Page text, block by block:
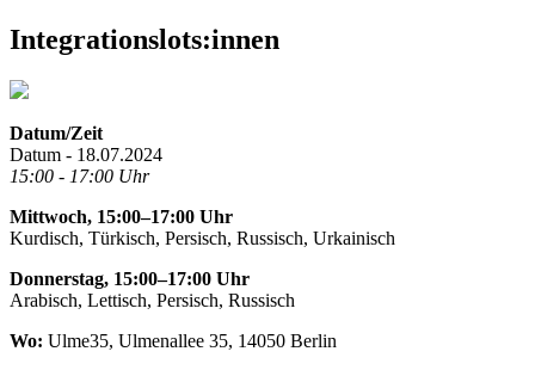
Integrationslots:innen
Datum/Zeit
Datum - 18.07.2024
15:00 - 17:00 Uhr
Mittwoch, 15:00–17:00 Uhr
Kurdisch, Türkisch, Persisch, Russisch, Urkainisch
Donnerstag, 15:00–17:00 Uhr
Arabisch, Lettisch, Persisch, Russisch
Wo: Ulme35, Ulmenallee 35, 14050 Berlin